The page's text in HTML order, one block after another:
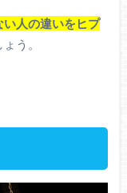
人の違いをヒプ
う。